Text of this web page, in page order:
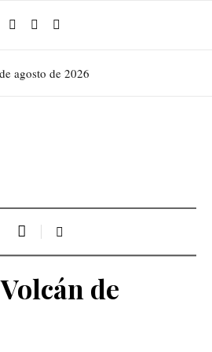
agosto de 2026
Volcán de